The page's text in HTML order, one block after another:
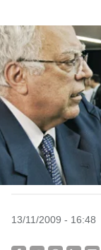
13/11/2009 - 16:48